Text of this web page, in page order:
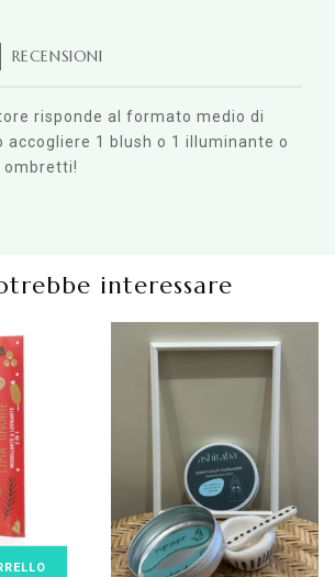
RECENSIONI
risponde al formato medio di
accogliere 1 blush o 1 illuminante o
ombretti!
interessare